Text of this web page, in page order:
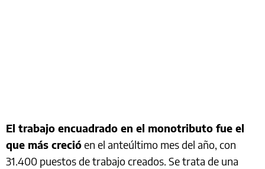
El trabajo encuadrado en el monotributo fue el
que más crecióen el anteúltimo mes del año, con
31.400 puestos de trabajo creados. Se trata de una